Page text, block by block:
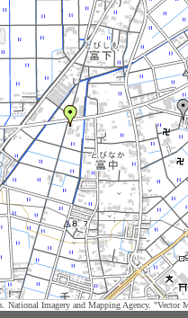
National Imagery and Mapping Agency.